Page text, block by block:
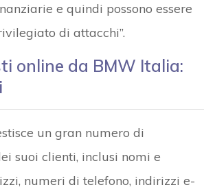
e quindi possono essere
di attacchi”.
online da BMW Italia:
un gran numero di
suoi clienti, inclusi nomi e
numeri di telefono, indirizzi e-